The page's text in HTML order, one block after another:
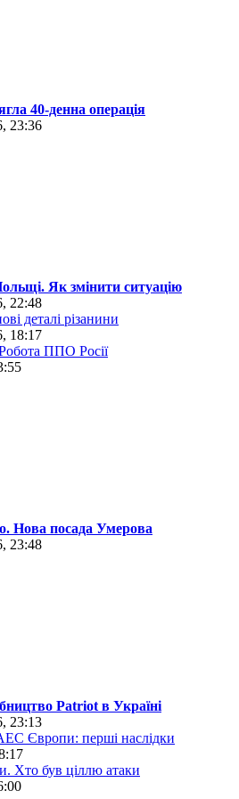
40-денна операція
23:36
Як змінити ситуацію
22:48
деталі різанини
18:17
ППО Росії
Нова посада Умерова
23:48
Patriot в Україні
23:13
Європи: перші наслідки
Хто був ціллю атаки